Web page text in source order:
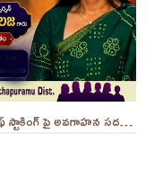
మహిళలు, విద్యార్తినిలు ఎదుర్కొంటున్న ప్రివెన్షన్ ఆఫ్ స్టాకింగ్ పై అవగాహన సదస్సు.. - ||YES 9TV